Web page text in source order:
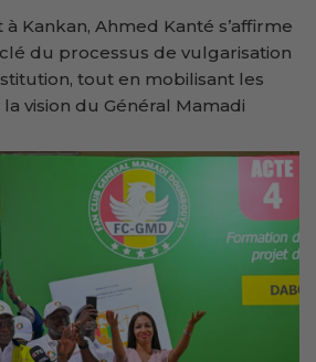
Kankan, Ahmed Kanté s’affirme
du processus de vulgarisation
tout en mobilisant les
vision du Général Mamadi